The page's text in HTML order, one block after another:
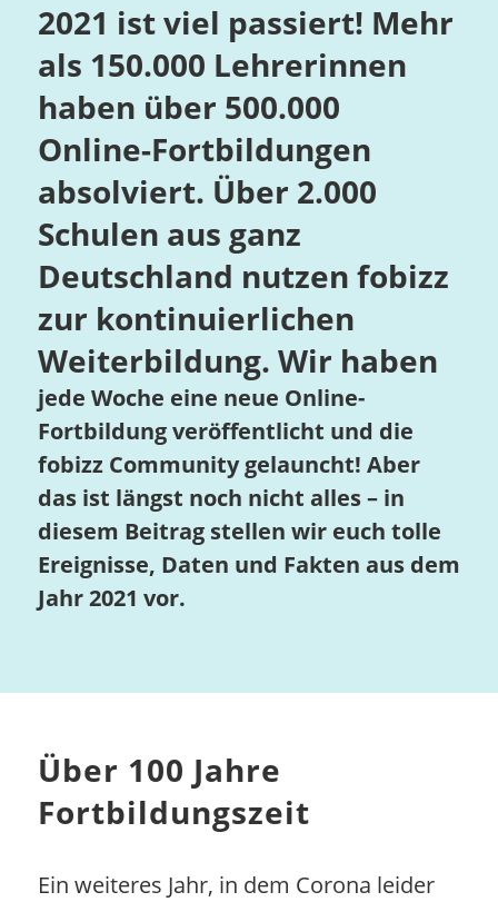
2021 ist viel passiert! Mehr
als 150.000 Lehrerinnen
haben über 500.000
Online-Fortbildungen
absolviert. Über 2.000
Schulen aus ganz
Deutschland nutzen fobizz
zur kontinuierlichen
Weiterbildung. Wir haben
jede Woche eine neue Online-
Fortbildung veröffentlicht und die
fobizz Community gelauncht! Aber
das ist längst noch nicht alles – in
diesem Beitrag stellen wir euch tolle
Ereignisse, Daten und Fakten aus dem
Jahr 2021 vor.
Über 100 Jahre
Fortbildungszeit
Ein weiteres Jahr, in dem Corona leider